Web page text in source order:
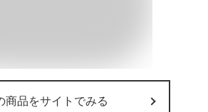
商品をサイトでみる